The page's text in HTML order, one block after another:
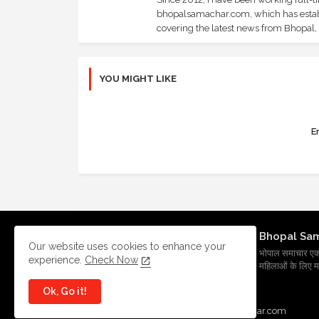
bhopalsamachar.com, which has
covering the latest news from Bhopal,
YOU MIGHT LIKE
Bhopal
भोपाल समाचार एक
महिलाओं के लिए
BhopalSmachar.com
Our website uses cookies to enhance your
experience. Check Now
Ok, Go it!